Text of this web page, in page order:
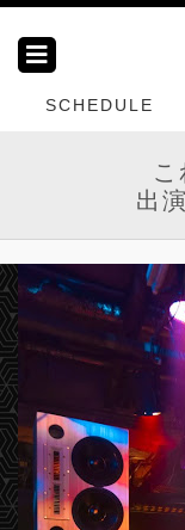
SCHEDULE
出